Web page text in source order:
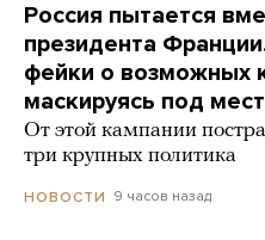
Россия пытается
президента
фейки о возможных
маскируясь под
От этой кампании
три крупных политика
НОВОСТИ 9 часов назад